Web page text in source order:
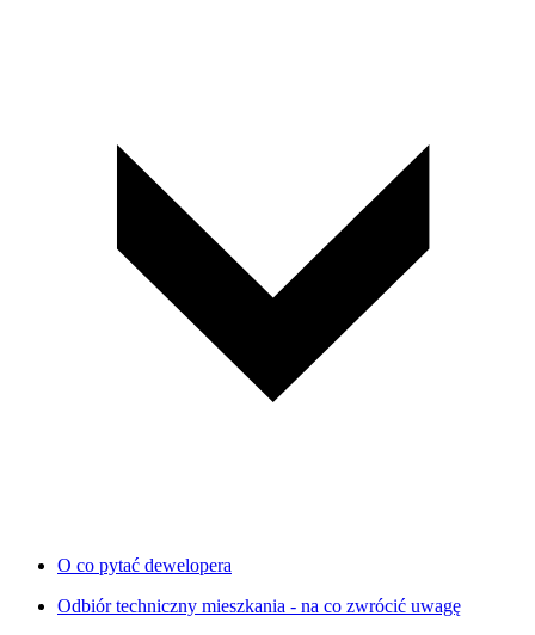
O co pytać dewelopera
Odbiór techniczny mieszkania - na co zwrócić uwagę